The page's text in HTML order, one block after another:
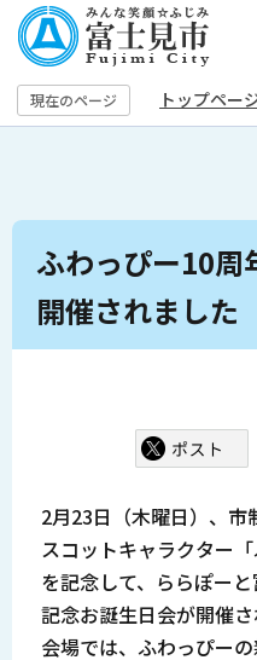
の
ペ
ー 現在のページ トップペー
本
か
ふわっぴー10周
開催されました
2月23日（木曜日）、
スコットキャラクター
を記念して、ららぽー
記念お誕生日会が開催さ
会場では、ふわっぴー